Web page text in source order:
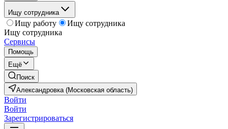
Ищу сотрудника
Ищу работу
Ищу сотрудника
Ищу сотрудника
Сервисы
Помощь
Ещё
Поиск
Александровка (Московская область)
Войти
Войти
Зарегистрироваться